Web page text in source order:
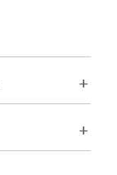
+
+